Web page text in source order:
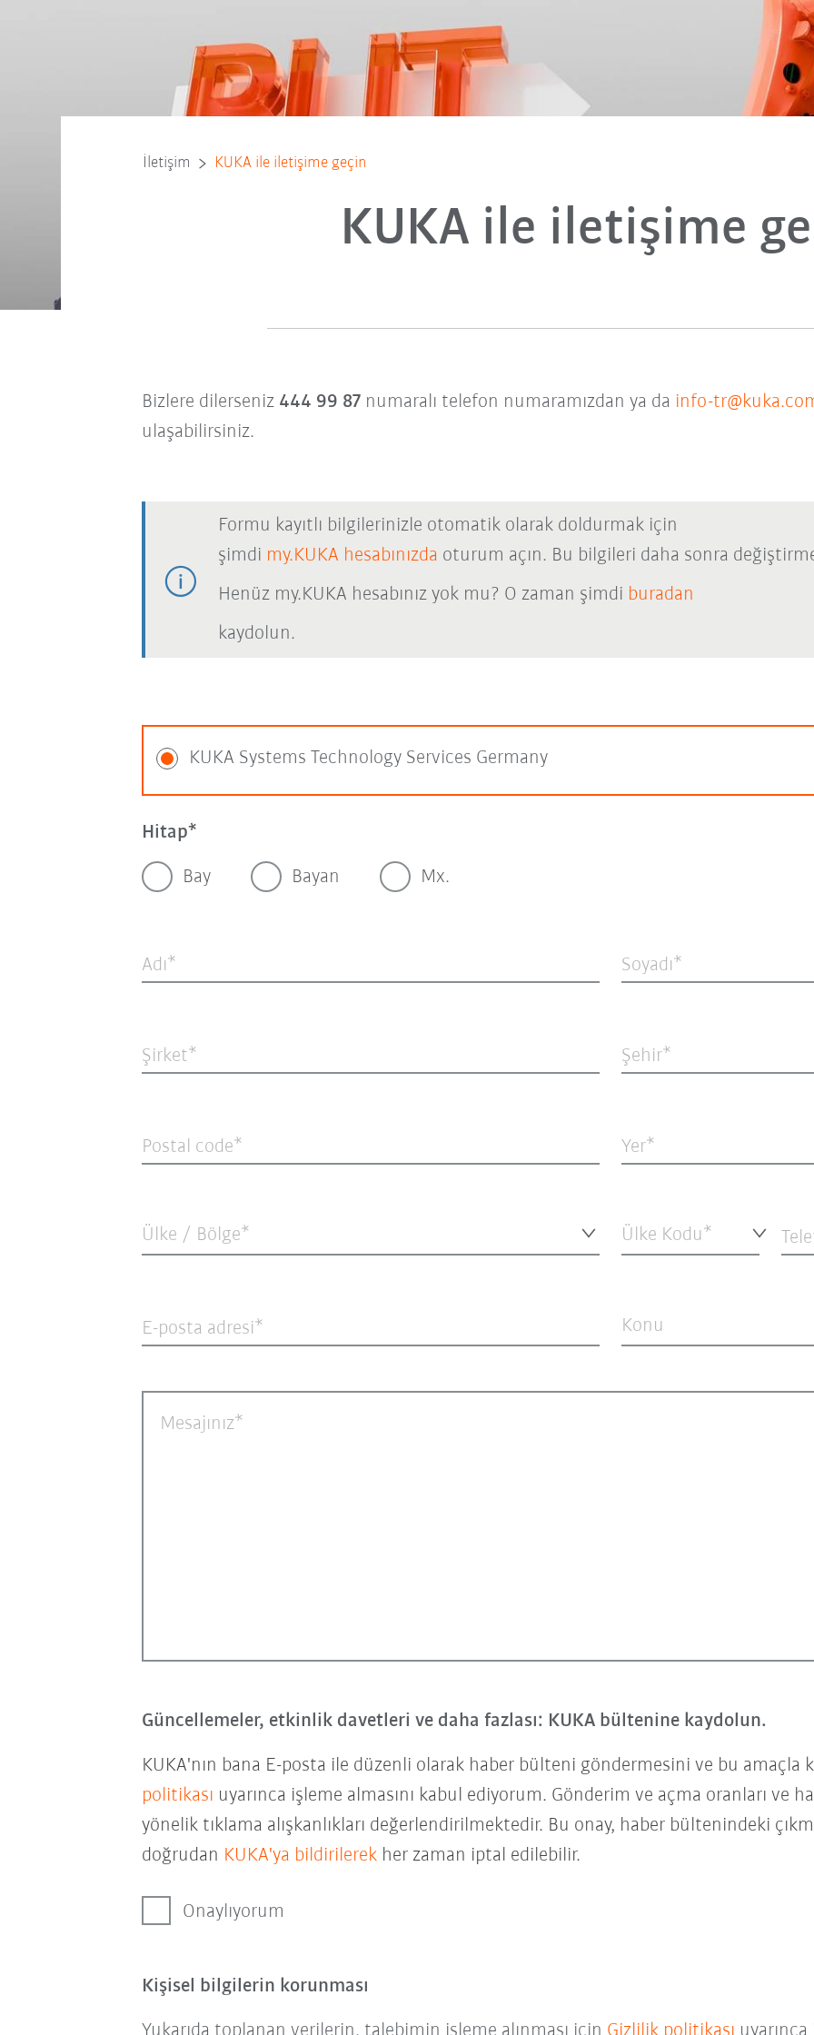
İletişim KUKA ile iletişime geçin
KUKA ile iletişime
Bizlere dilerseniz 444 99 87numaralı telefon numaramızdan ya da info-
ulaşabilirsiniz.
Formu kayıtlı bilgilerinizle otomatik olarak doldurmak için
şimdi my.KUKA hesabınızda oturum açın. Bu bilgileri daha sonra
Henüz my.KUKA hesabınız yok mu? O zaman şimdi buradan
kaydolun.
KUKA Systems Technology Services Germany
Hitap
Bay Bayan Mx.
Adı Soyadı
Şirket Şehir
Postal code Yer
Ülke / Bölge* Ülke Kodu*
E-posta adresi Konu
Mesajınız
Güncellemeler, etkinlik davetleri ve daha fazlası: KUKA bültenine kaydolun.
KUKA'nın bana E-posta ile düzenli olarak haber bülteni göndermesini ve bu amaçla
politikası uyarınca işleme almasını kabul ediyorum. Gönderim ve açma oranları ve
yönelik tıklama alışkanlıkları değerlendirilmektedir. Bu onay, haber bültenindeki
doğrudan KUKA'ya bildirilerekher zaman iptal edilebilir.
Onaylıyorum
Kişisel bilgilerin korunması